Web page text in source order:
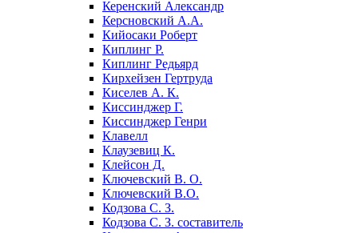
Керенский Александр
Керсновский А.А.
Кийосаки Роберт
Киплинг Р.
Киплинг Редьярд
Кирхейзен Гертруда
Киселев А. К.
Киссинджер Г.
Киссинджер Генри
Клавелл
Клаузевиц К.
Клейсон Д.
Ключевский В. О.
Ключевский В.О.
Кодзова С. З.
Кодзова С. З. составитель